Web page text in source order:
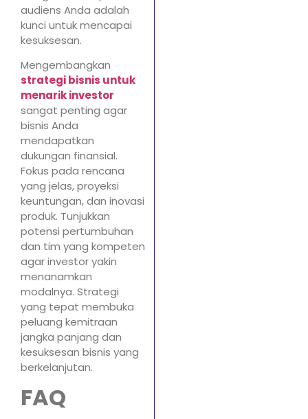
audiens Anda adalah
kunci untuk mencapai
kesuksesan.
Mengembangkan
strategi bisnis untuk
menarik investor
sangat penting agar
bisnis Anda
mendapatkan
dukungan finansial.
Fokus pada rencana
yang jelas, proyeksi
keuntungan, dan inovasi
produk. Tunjukkan
potensi pertumbuhan
dan tim yang kompeten
agar investor yakin
menanamkan
modalnya. Strategi
yang tepat membuka
peluang kemitraan
jangka panjang dan
kesuksesan bisnis yang
berkelanjutan.
FAQ